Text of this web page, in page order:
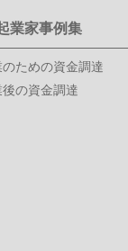
業家事例集
のための資金調達
後の資金調達